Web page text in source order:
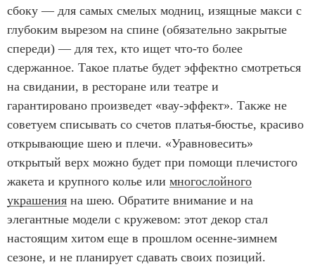
сбоку — для самых смелых модниц, изящные макси с
глубоким вырезом на спине (обязательно закрытые
спереди) — для тех, кто ищет что-то более
сдержанное. Такое платье будет эффектно смотреться
на свидании, в ресторане или театре и
гарантировано произведет «вау-эффект». Также не
советуем списывать со счетов платья-бюстье, красиво
открывающие шею и плечи. «Уравновесить»
открытый верх можно будет при помощи плечистого
жакета и крупного колье или многослойного
украшения на шею. Обратите внимание и на
элегантные модели с кружевом: этот декор стал
настоящим хитом еще в прошлом осенне-зимнем
сезоне, и не планирует сдавать своих позиций.